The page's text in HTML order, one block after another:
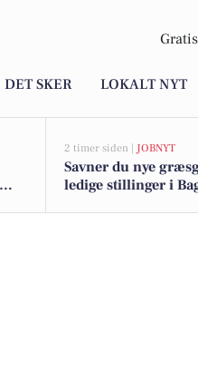
DET SKER LOKALT NYT
2 timer siden | JOBNYT
Savner du nye
ledige stillinger i